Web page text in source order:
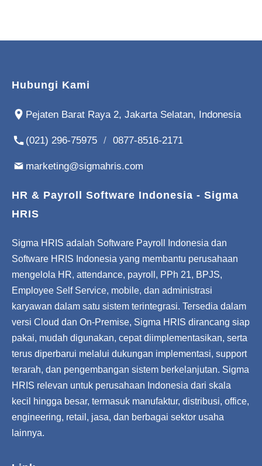
Hubungi Kami
Pejaten Barat Raya 2, Jakarta Selatan, Indonesia
(021) 296-75975 / 0877-8516-2171
marketing@sigmahris.com
HR & Payroll Software Indonesia - Sigma
HRIS
Sigma HRIS adalah Software Payroll Indonesia dan
Software HRIS Indonesia yang membantu perusahaan
mengelola HR, attendance, payroll, PPh 21, BPJS,
Employee Self Service, mobile, dan administrasi
karyawan dalam satu sistem terintegrasi. Tersedia dalam
versi Cloud dan On-Premise, Sigma HRIS dirancang siap
pakai, mudah digunakan, cepat diimplementasikan, serta
terus diperbarui melalui dukungan implementasi, support
terarah, dan pengembangan sistem berkelanjutan. Sigma
HRIS relevan untuk perusahaan Indonesia dari skala
kecil hingga besar, termasuk manufaktur, distribusi, office,
engineering, retail, jasa, dan berbagai sektor usaha
lainnya.